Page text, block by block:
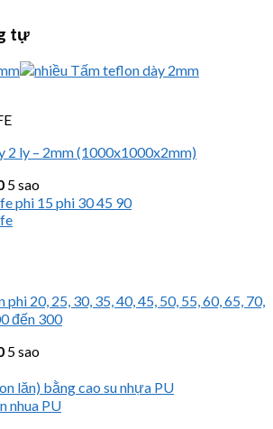
tự
2 ly – 2mm (1000x1000x2mm)
5 sao
20, 25, 30, 35, 40, 45, 50, 55, 60, 65, 70,
đến 300
5 sao